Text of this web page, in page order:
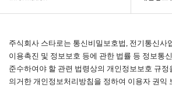
주식회사 스타로는 통신비밀보호법, 전기통신사
이용촉진 및 정보보호 등에 관한 법률 등 정보통
준수하여야 할 관련 법령상의 개인정보보호 규정
의거한 개인정보처리방침을 정하여 이용자 권익